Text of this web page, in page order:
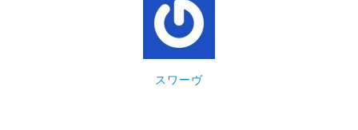
スワーヴ